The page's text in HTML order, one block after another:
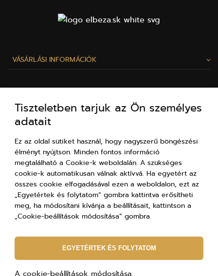
VÁSÁRLÁSI INFORMÁCIÓK
SZÍVESEN SEGÍTÜNK!
(8:00-19:00)
szia@elbeza.hu
Tiszteletben tarjuk az Ön személyes
adatait
Ez az oldal sütiket használ, hogy nagyszerű böngészési
élményt nyújtson. Minden fontos információ
megtalálható a Cookie-k weboldalán. A szükséges
cookie-k automatikusan válnak aktívvá. Ha egyetért az
összes cookie elfogadásával ezen a weboldalon, ezt az
„Egyetértek és folytatom” gombra kattintva erősítheti
meg, ha módosítani kívánja a beállításait, kattintson a
„Cookie-beállítások módosítása” gombra.
EGYETÉRTEK ÉS FOLYTATOM
A cookie-beállítások módosítása